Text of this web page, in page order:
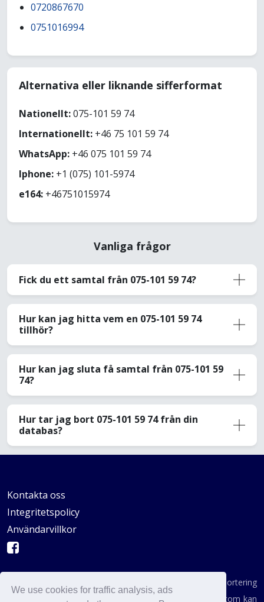
We use cookies for traffic analysis, ads
0720867670
0751016994
Alternativa eller liknande sifferformat
Nationellt:075-101 59 74
Internationellt: +46 75 101 59 74
WhatsApp: +46 075 101 59 74
Iphone: +1 (075) 101-5974
e164: +46751015974
Vanliga frågor
Fick du ett samtal från 075-101 59 74?
Hur kan jag hitta vem en 075-101 59 74
tillhör?
Hur kan jag sluta få samtal från 075-101 59
74?
Hur tar jag bort 075-101 59 74 från din
databas?
Kontakta oss
Integritetspolicy
Användarvillkor
AVSKYDANDE: Vi är inte en byrå för konsumentrapportering
enligt definitionen i någon statlig institution. AvoidCaller.com kan